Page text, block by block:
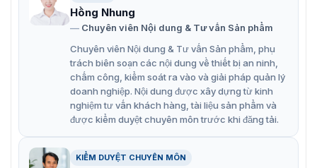
Hồng Nhung
Chuyên viên Nội dung & Tư vấn Sản phẩm
Chuyên viên Nội dung & Tư vấn Sản phẩm, phụ
trách biên soạn các nội dung về thiết bị an ninh,
chấm công, kiểm soát ra vào và giải pháp quản lý
doanh nghiệp. Nội dung được xây dựng từ kinh
nghiệm tư vấn khách hàng, tài liệu sản phẩm và
được kiểm duyệt chuyên môn trước khi đăng tải.
KIỂM DUYỆT CHUYÊN MÔN